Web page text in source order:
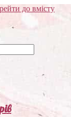
до вмісту